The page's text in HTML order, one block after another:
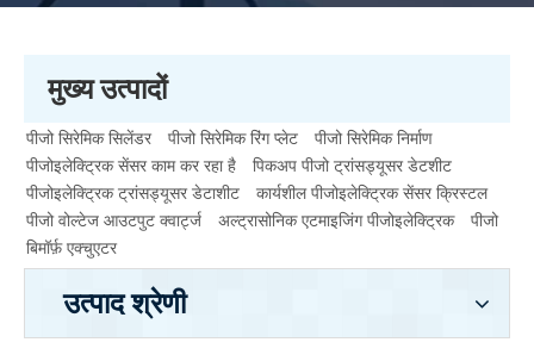
मुख्य उत्पादों
पीजो सिरेमिक सिलेंडर पीजो सिरेमिक रिंग प्लेट
पीजो सिरेमिक निर्माण
पीजोइलेक्ट्रिक सेंसर काम कर रहा है
पिकअप पीजो ट्रांसड्यूसर डेटशीट
पीजोइलेक्ट्रिक ट्रांसड्यूसर डेटाशीट
कार्यशील पीजोइलेक्ट्रिक सेंसर क्रिस्टल
पीजो वोल्टेज आउटपुट क्वार्ट्ज
अल्ट्रासोनिक एटमाइजिंग पीजोइलेक्ट्रिक
पीजो
बिमॉर्फ़ एक्चुएटर
उत्पाद श्रेणी